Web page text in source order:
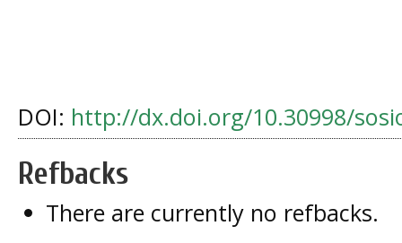
DOI: http://dx.doi.org/10.30998/
Refbacks
There are currently no refbacks.